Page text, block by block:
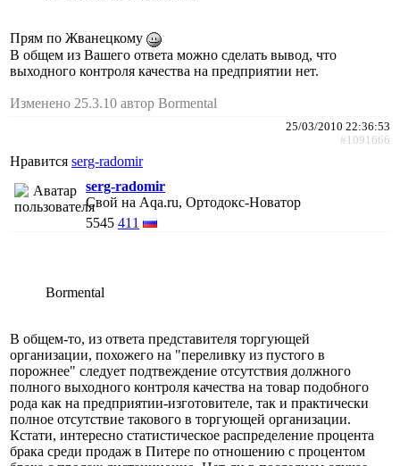
Прям по Жванецкому
В общем из Вашего ответа можно сделать вывод, что
выходного контроля качества на предприятии нет.
Изменено 25.3.10 автор Bormental
25/03/2010 22:36:53
#1091666
Нравится serg-radomir
serg-radomir
Свой на Aqa.ru, Ортодокс-Новатор
5545 411
Bormental
В общем-то, из ответа представителя торгующей
организации, похожего на "переливку из пустого в
порожнее" следует подтвеждение отсутствия должного
полного выходного контроля качества на товар подобного
рода как на предприятии-изготовителе, так и практически
полное отсутствие такового в торгующей организации.
Кстати, интересно статистическое распределение процента
брака среди продаж в Питере по отношению с процентом